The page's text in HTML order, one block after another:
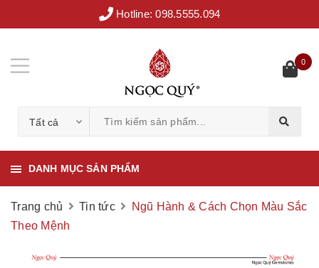
Hotline:098.5555.094
Tất cả
0
DANH MỤC SẢN PHẨM
Trang chủ Tin tức
Ngũ Hành & Cách Chọn Màu Sắc
Theo Mệnh